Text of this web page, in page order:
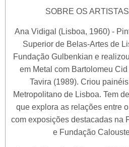
SOBRE OS
Ana Vidigal (Lisboa, 1960) -
Superior de Belas-Artes de
Fundação Gulbenkian e
em Metal com Bartolomeu
Tavira (1989). Criou
Metropolitano de Lisboa. Tem
que explora as relações entre
com exposições destacadas na
e Fundação